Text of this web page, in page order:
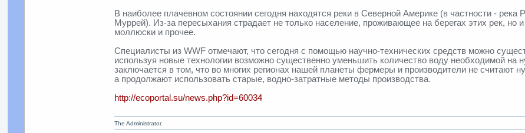
В наиболее плачевном состоянии сегодня находятся реки в Северной Америке (в частности -
Муррей). Из-за пересыхания страдает не только население, проживающее на берегах этих рек,
моллюски и прочее.
Специалисты из WWF отмечают, что сегодня с помощью научно-технических средств можно
используя новые технологии возможно существенно уменьшить количество воду необходимой на
заключается в том, что во многих регионах нашей планеты фермеры и производители не считают
а продолжают использовать старые, водно-затратные методы производства.
http://ecoportal.su/news.php?id=60034
The Administrator.